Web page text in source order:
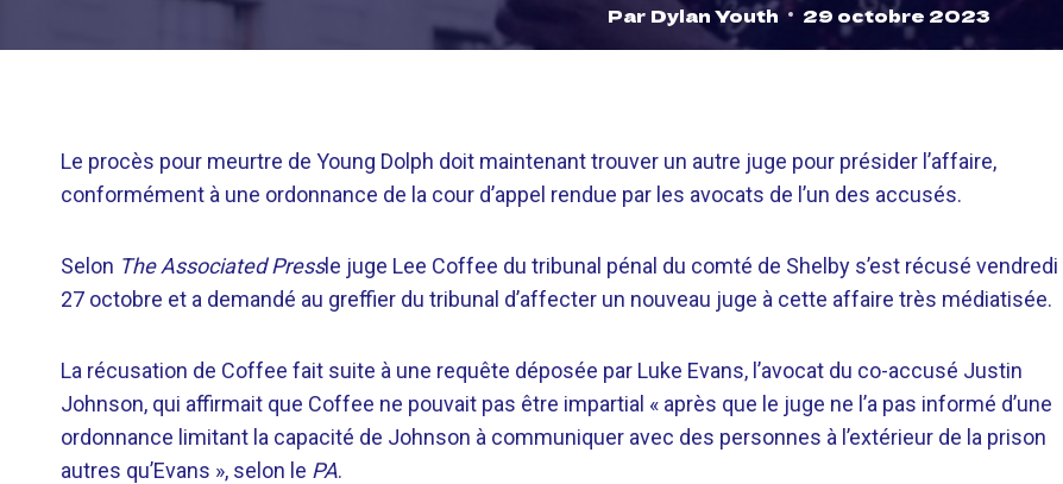
Par Dylan Youth 29 octobre 2023
Le procès pour meurtre de Young Dolph doit maintenant trouver un autre juge pour présider l’affaire,
conformément à une ordonnance de la cour d’appel rendue par les avocats de l’un des accusés.
Selon The Associated Pressle juge Lee Coffee du tribunal pénal du comté de Shelby s’est récusé vendredi
27 octobre et a demandé au greffier du tribunal d’affecter un nouveau juge à cette affaire très médiatisée.
La récusation de Coffee fait suite à une requête déposée par Luke Evans, l’avocat du co-accusé Justin
Johnson, qui affirmait que Coffee ne pouvait pas être impartial « après que le juge ne l’a pas informé d’une
ordonnance limitant la capacité de Johnson à communiquer avec des personnes à l’extérieur de la prison
autres qu’Evans », selon le PA.